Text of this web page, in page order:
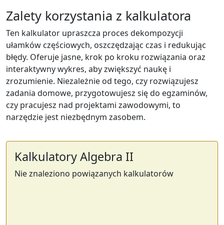
Zalety korzystania z kalkulatora
Ten kalkulator upraszcza proces dekompozycji
ułamków częściowych, oszczędzając czas i redukując
błędy. Oferuje jasne, krok po kroku rozwiązania oraz
interaktywny wykres, aby zwiększyć naukę i
zrozumienie. Niezależnie od tego, czy rozwiązujesz
zadania domowe, przygotowujesz się do egzaminów,
czy pracujesz nad projektami zawodowymi, to
narzędzie jest niezbędnym zasobem.
Kalkulatory Algebra II
Nie znaleziono powiązanych kalkulatorów